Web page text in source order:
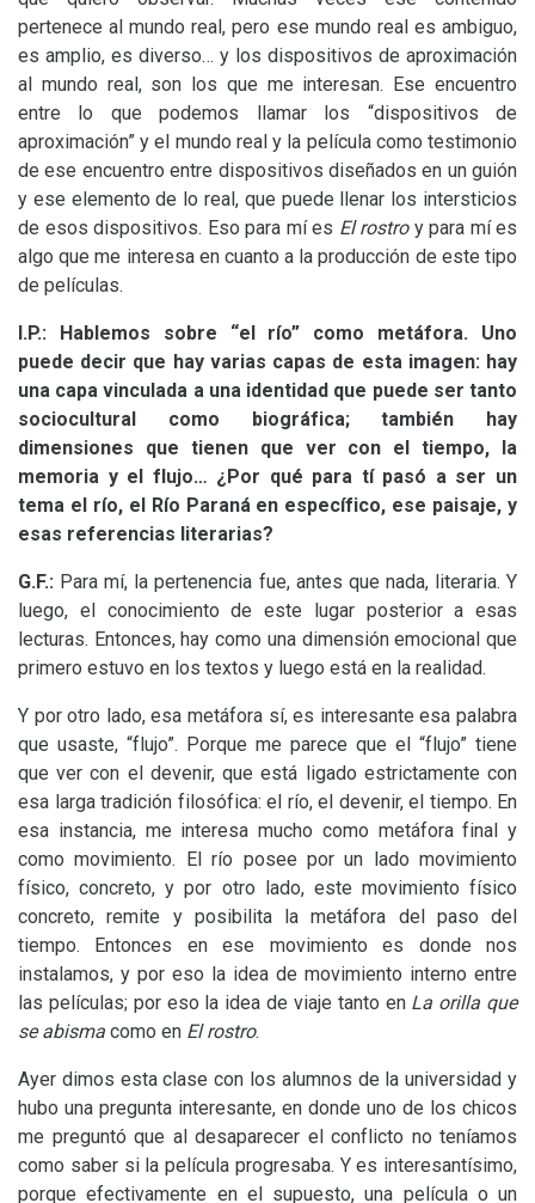
pertenece al mundo real, pero ese mundo real es ambiguo,
es amplio, es diverso… y los dispositivos de aproximación
al mundo real, son los que me interesan. Ese encuentro
entre lo que podemos llamar los “dispositivos de
aproximación” y el mundo real y la película como testimonio
de ese encuentro entre dispositivos diseñados en un guión
y ese elemento de lo real, que puede llenar los intersticios
de esos dispositivos. Eso para mí es El rostroy para mí es
algo que me interesa en cuanto a la producción de este tipo
de películas.
I.P.: Hablemos sobre “el río” como metáfora. Uno
puede decir que hay varias capas de esta imagen: hay
una capa vinculada a una identidad que puede ser tanto
sociocultural como biográfica; también hay
dimensiones que tienen que ver con el tiempo, la
memoria y el flujo… ¿Por qué para tí pasó a ser un
tema el río, el Río Paraná en específico, ese paisaje, y
esas referencias literarias?
G.F.: Para mí, la pertenencia fue, antes que nada, literaria. Y
luego, el conocimiento de este lugar posterior a esas
lecturas. Entonces, hay como una dimensión emocional que
primero estuvo en los textos y luego está en la realidad.
Y por otro lado, esa metáfora sí, es interesante esa palabra
que usaste, “flujo”. Porque me parece que el “flujo” tiene
que ver con el devenir, que está ligado estrictamente con
esa larga tradición filosófica: el río, el devenir, el tiempo. En
esa instancia, me interesa mucho como metáfora final y
como movimiento. El río posee por un lado movimiento
físico, concreto, y por otro lado, este movimiento físico
concreto, remite y posibilita la metáfora del paso del
tiempo. Entonces en ese movimiento es donde nos
instalamos, y por eso la idea de movimiento interno entre
las películas; por eso la idea de viaje tanto en La orilla que
se abisma como en El rostro.
Ayer dimos esta clase con los alumnos de la universidad y
hubo una pregunta interesante, en donde uno de los chicos
me preguntó que al desaparecer el conflicto no teníamos
como saber si la película progresaba. Y es interesantísimo,
porque efectivamente en el supuesto, una película o un